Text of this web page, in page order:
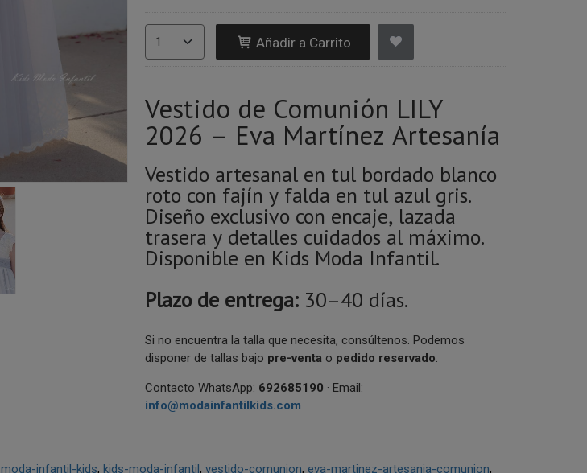
Añadir a Carrito
Vestido de Comunión LILY
2026 – Eva Martínez Artesanía
Vestido artesanal en tul bordado blanco
roto con fajín y falda en tul azul gris.
Diseño exclusivo con encaje, lazada
trasera y detalles cuidados al máximo.
Disponible en Kids Moda Infantil.
Plazo de entrega:30–40 días.
Si no encuentra la talla que necesita, consúltenos. Podemos
disponer de tallas bajo pre-venta o pedido reservado
Contacto WhatsApp: 692685190 · Email:
info@modainfantilkids.com
moda-infantil-kids kids-moda-infantil vestido-comunion eva-martinez-artesania-comunion